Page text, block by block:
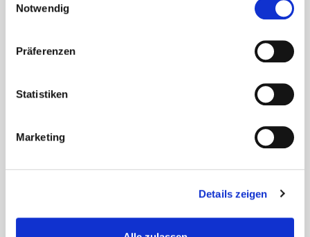
Notwendig
Präferenzen
Statistiken
Marketing
Details zeigen
Ein Hauch von Italien in der